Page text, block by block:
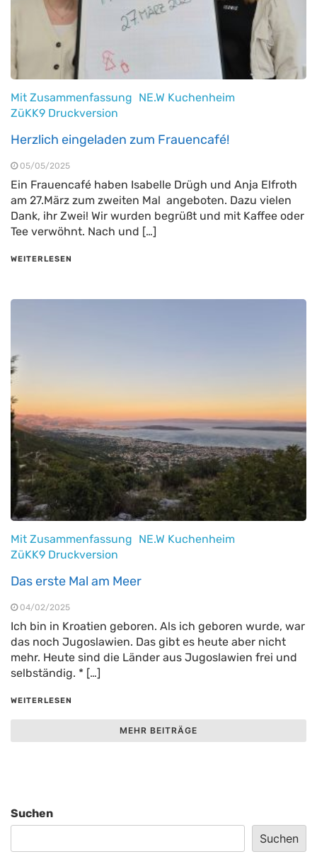
Mit Zusammenfassung NE.W Kuchenheim
ZüKK9 Druckversion
Herzlich eingeladen zum Frauencafé!
05/05/2025
Ein Frauencafé haben Isabelle Drügh und Anja Elfroth
am 27.März zum zweiten Mal angeboten. Dazu vielen
Dank, ihr Zwei! Wir wurden begrüßt und mit Kaffee oder
Tee verwöhnt. Nach und […]
WEITERLESEN
Mit Zusammenfassung NE.W Kuchenheim
ZüKK9 Druckversion
Das erste Mal am Meer
04/02/2025
Ich bin in Kroatien geboren. Als ich geboren wurde, war
das noch Jugoslawien. Das gibt es heute aber nicht
mehr. Heute sind die Länder aus Jugoslawien frei und
selbständig. * […]
WEITERLESEN
MEHR BEITRÄGE
Suchen
Suchen